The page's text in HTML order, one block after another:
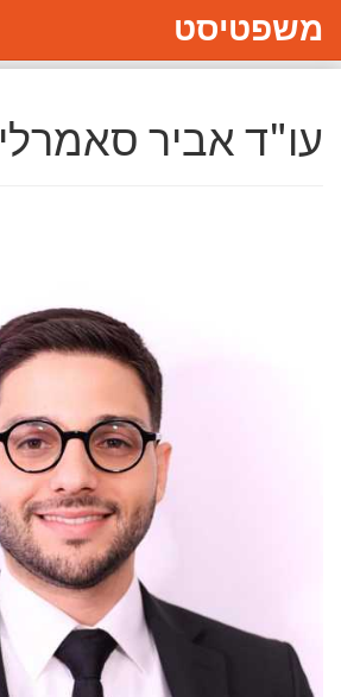
משפטיסט
עו"ד אביר סאמרלי